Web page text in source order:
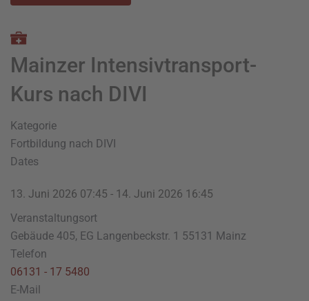
Mainzer Intensivtransport-
Kurs nach DIVI
Kategorie
Fortbildung nach DIVI
Dates
13. Juni 2026 07:45 - 14. Juni 2026 16:45
Veranstaltungsort
Gebäude 405, EG Langenbeckstr. 1 55131 Mainz
Telefon
06131 - 17 5480
E-Mail